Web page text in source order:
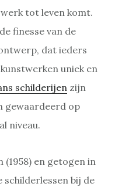
tot leven komt.
finesse van de
dat ieders
uniek en
schilderijen zijn
gewaardeerd op
niveau.
en getogen in
bij de